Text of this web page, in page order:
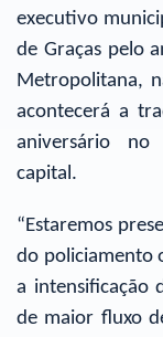
executivo
de Graças pelo
Metropolitana,
acontecerá a
aniversário no
capital.
“Estaremos
do policiamento
a intensificação
de maior fluxo